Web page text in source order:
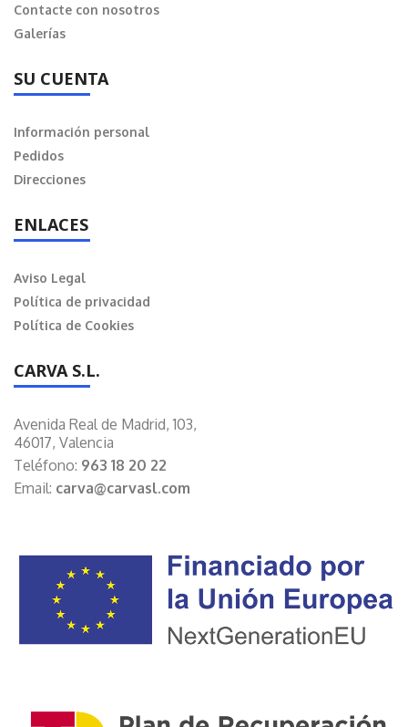
Contacte con nosotros
Galerías
SU CUENTA
Información personal
Pedidos
Direcciones
ENLACES
Aviso Legal
Política de privacidad
Política de Cookies
CARVA S.L.
Avenida Real de Madrid, 103,
46017, Valencia
Teléfono: 963 18 20 22
Email: carva@carvasl.com